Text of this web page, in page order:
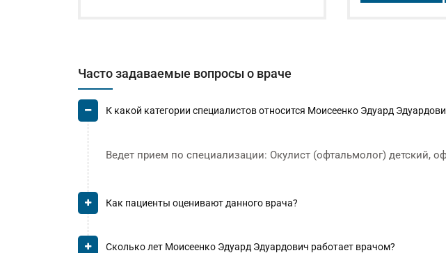
Часто задаваемые вопросы о враче
К какой категории специалистов относится Моисеенко Эдуард
Ведет прием по специализации: Окулист (офтальмолог) детский,
Как пациенты оценивают данного врача?
Сколько лет Моисеенко Эдуард Эдуардович работает врачом?